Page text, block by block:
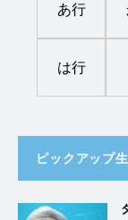
あ行
は行
ピックアップ